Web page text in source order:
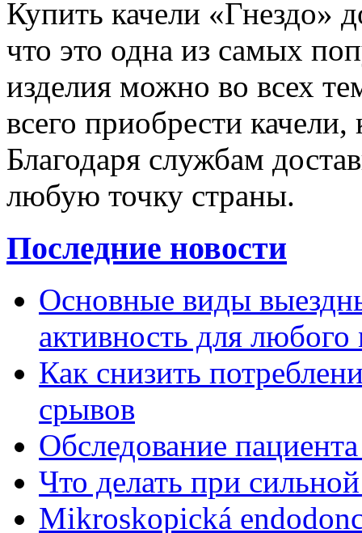
Купить качели «Гнездо»
что это одна из самых
изделия можно во всех
всего приобрести
Благодаря службам
любую точку страны.
Последние новости
Основные виды
активность для
Как снизить
срывов
Обследование
Что делать при
Mikroskopická